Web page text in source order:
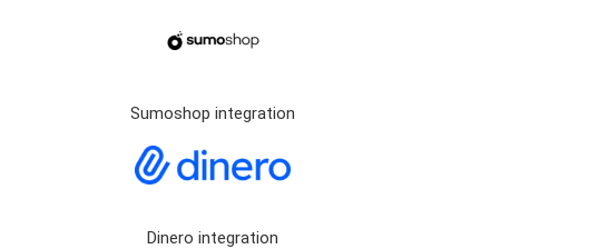
Sumoshop integration
Dinero integration